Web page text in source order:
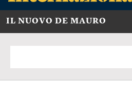
IL NUOVO DE MAURO